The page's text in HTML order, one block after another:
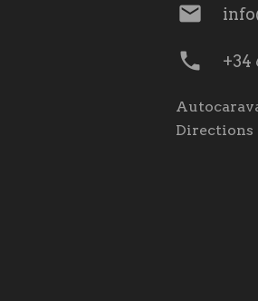
mail
phone +34
Directions